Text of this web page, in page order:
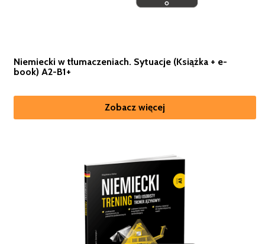
Niemiecki w tłumaczeniach. Sytuacje (Książka + e-
book) A2-B1+
Zobacz więcej